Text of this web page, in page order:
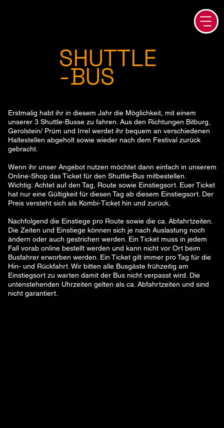
SHUTTLE
-BUS
Erstmalig habt ihr in diesem Jahr die Möglichkeit, mit einem
unserer 3 Shuttle-Busse zu fahren. Aus den Richtungen Bitburg,
Gerolstein/ Prüm und Irrel werdet ihr bequem an verschiedenen
Haltestellen abgeholt sowie wieder nach dem Festival zurück
gebracht.
Wenn ihr unser Angebot nutzen möchtet dann einfach in unserem
Online-Shop das Ticket für den Shuttle-Bus mitbestellen.
Wichtig: Achtet auf den Tag, Route sowie Einstiegsort. Euer Ticket
hat nur eine Gültigkeit für diesen Tag ab diesem Einstiegsort. Der
Preis versteht sich als Kombi-Ticket hin und zurück.
Nachfolgend die Einstiege pro Route sowie die ca. Abfahrtzeiten.
Die Zeiten und Einstiege können sich je nach Auslastung noch
ändern oder auch gestrichen werden. Ein Ticket muss in jedem
Fall vorab online bestellt werden und kann nicht vor Ort beim
Busfahrer erworben werden. Ein Ticket gilt immer pro Tag für die
Hin- und Rückfahrt. Wir bitten alle Busgäste frühzeitig am
Einstiegsort zu warten damit der Bus nicht verpasst wird. Die
untenstehenden Uhrzeiten gelten als ca. Abfahrtzeiten und sind
nicht garantiert.